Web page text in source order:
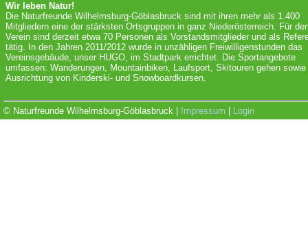
Wir leben Natur!
Die Naturfreunde Wilhelmsburg-Göblasbruck sind mit ihren mehr als 1.400
Mitgliedern eine der stärksten Ortsgruppen in ganz Niederösterreich. Für
Verein sind derzeit etwa 70 Personen als Vorstandsmitglieder und als
tätig. In den Jahren 2011/2012 wurde in unzähligen Freiwilligenstunden das
Vereinsgebäude, unser HUGO, im Stadtpark errichtet. Die Sportangebote
umfassen: Wanderungen, Mountainbiken, Laufsport, Skitouren gehen sowie
Ausrichtung von Kinderski- und Snowboardkursen.
© Naturfreunde Wilhelmsburg-Göblasbruck | Impressum Login